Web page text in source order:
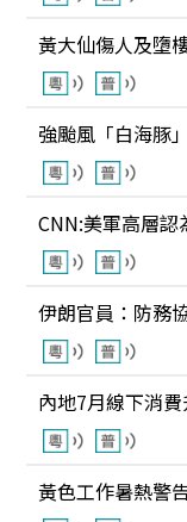
黃大仙傷人及墮
強颱風「白海豚
CNN:美軍高層認
伊朗官員：防務
內地7月線下消
黃色工作暑熱警